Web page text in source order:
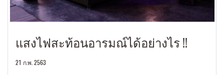
แสงไฟสะท้อนอารมณ์ได้อย่างไร !!
21 ก.พ. 2563